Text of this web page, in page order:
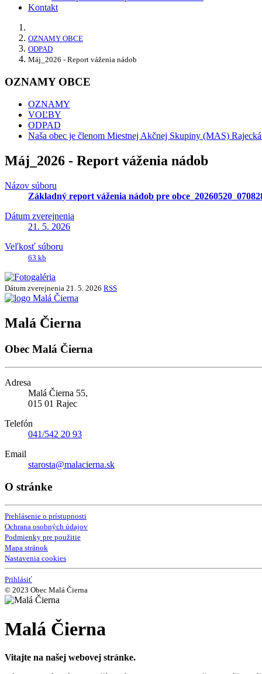
Kontakt
OZNAMY OBCE
ODPAD
Máj_2026 - Report váženia nádob
OZNAMY OBCE
OZNAMY
VOĽBY
ODPAD
Naša obec je členom Miestnej Akčnej Skupiny (MAS)
Máj_2026 - Report váženia nádob
Názov súboru
Základný report váženia nádob pre
Dátum zverejnenia
21. 5. 2026
Veľkosť súboru
63 kb
Dátum zverejnenia 21. 5. 2026 RSS
Malá Čierna
Obec Malá Čierna
Adresa
Malá Čierna 55,
015 01 Rajec
Telefón
041/542 20 93
Email
starosta@malacierna.sk
O stránke
Prehlásenie o prístupnosti
Ochrana osobných údajov
Podmienky pre použitie
Mapa stránok
Nastavenia cookies
Prihlásiť
© 2023 Obec Malá Čierna
Malá Čierna
Vitajte na našej webovej stránke.